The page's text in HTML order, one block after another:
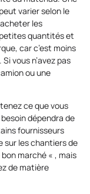
varier selon le
les
petites quantités et
car c’est moins
vous n’avez pas
ou une
ce que vous
dépendra de
fournisseurs
sur les chantiers de
marché « , mais
de matière